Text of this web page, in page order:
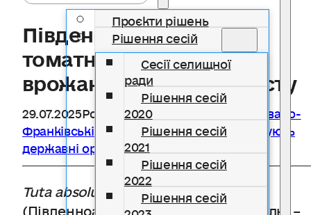
Проєкти рішень
Рішення сесій
Сесії селищної
ради
Рішення сесій
2020
Рішення сесій
2021
Рішення сесій
2022
Рішення сесій
Південноамериканська
томатна міль: загроза
врожаю та заходи захисту
29.07.2025РозділДержспоживслужби в Івано-
Франківській області інформує,Інформують
державні органи
Tuta absolutaMeyr.
(Південноамериканська томатна міль) –